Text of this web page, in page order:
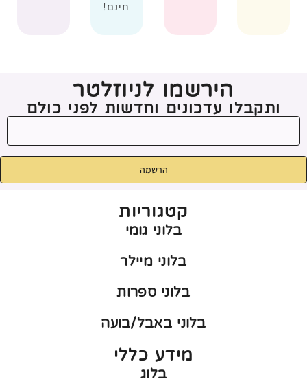
חינם!
הירשמו לניוזלטר
ותקבלו עדכונים וחדשות לפני כולם
הרשמה
קטגוריות
בלוני גומי
בלוני מיילר
בלוני ספרות
בלוני באבל/בועה
מידע כללי
בלוג